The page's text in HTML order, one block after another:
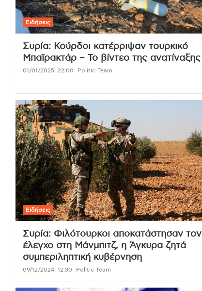
Ειδήσεις
Συρία: Κούρδοι κατέρριψαν τουρκικό
Μπαϊρακτάρ – Το βίντεο της ανατίναξης
01/01/2025, 22:00 Politic Team
Ειδήσεις
Συρία: Φιλότουρκοι αποκατάστησαν τον
έλεγχο στη Μάνμπιτζ, η Άγκυρα ζητά
συμπεριληπτική κυβέρνηση
09/12/2024, 12:30 Politic Team